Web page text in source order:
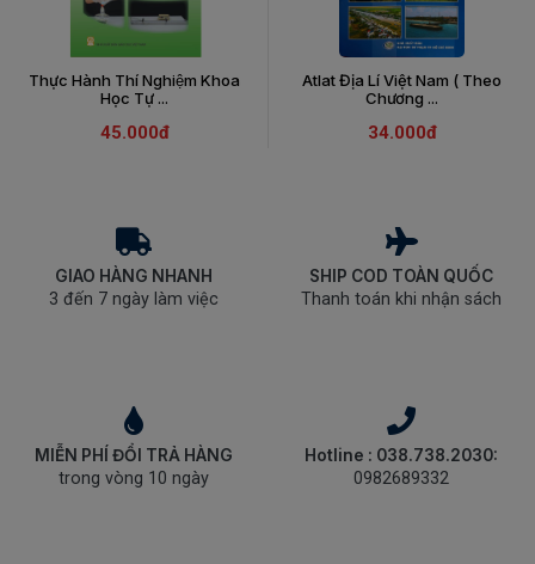
Thực Hành Thí Nghiệm Khoa
Học Tự ...
45.000đ
Atlat Địa Lí Việt Nam ( Theo
Chương ...
34.000đ
GIAO HÀNG NHANH
3 đến 7 ngày làm việc
SHIP COD TOÀN QUỐC
Thanh toán khi nhận sách
MIỄN PHÍ ĐỔI TRẢ HÀNG
trong vòng 10 ngày
Hotline : 038.738.2030:
0982689332